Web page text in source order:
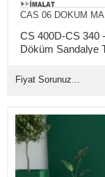
CAS 06 DOKUM
CS 400D-CS 340
Döküm Sandalye
Fiyat Sorunuz...